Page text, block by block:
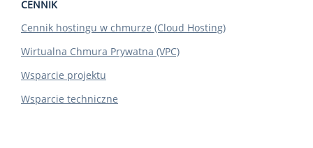
CENNIK
Cennik hostingu w chmurze (Cloud Hosting)
Wirtualna Chmura Prywatna (VPC)
Wsparcie projektu
Wsparcie techniczne